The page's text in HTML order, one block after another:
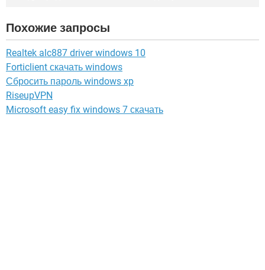
Похожие запросы
Realtek alc887 driver windows 10
Forticlient скачать windows
Сбросить пароль windows xp
RiseupVPN
Microsoft easy fix windows 7 скачать